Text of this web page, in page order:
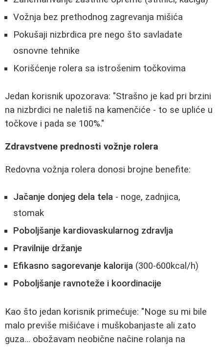
Vožnja bez prethodnog zagrevanja mišića
Pokušaji nizbrdica pre nego što savladate
osnovne tehnike
Korišćenje rolera sa istrošenim točkovima
Jedan korisnik upozorava: "Strašno je kad pri brzini
na nizbrdici ne naletiš na kamenčiće - to se upliće u
točkove i pada se 100%."
Zdravstvene prednosti vožnje rolera
Redovna vožnja rolera donosi brojne benefite:
Jačanje donjeg dela tela - noge, zadnjica,
stomak
Poboljšanje kardiovaskularnog zdravlja
Pravilnije držanje
Efikasno sagorevanje kalorija (300-600kcal/h)
Poboljšanje ravnoteže i koordinacije
Kao što jedan korisnik primećuje: "Noge su mi bile
malo previše mišićave i muškobanjaste ali zato
guza... obožavam neobične načine rolanja na